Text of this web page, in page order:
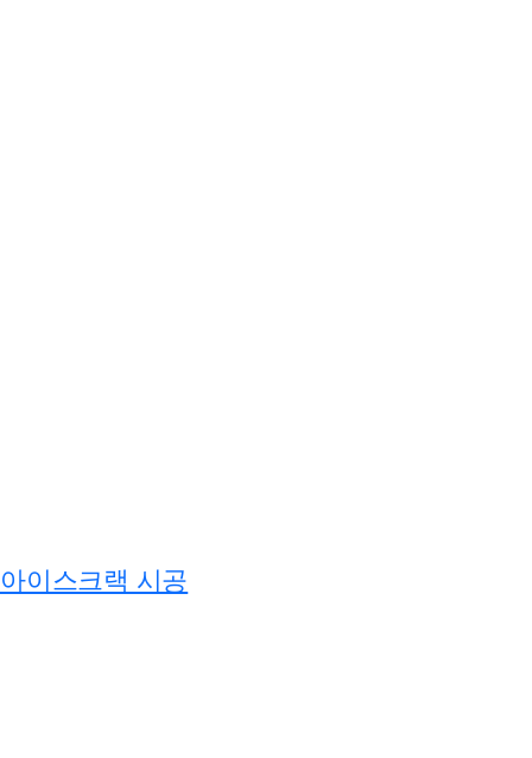
아이스크랙 시공